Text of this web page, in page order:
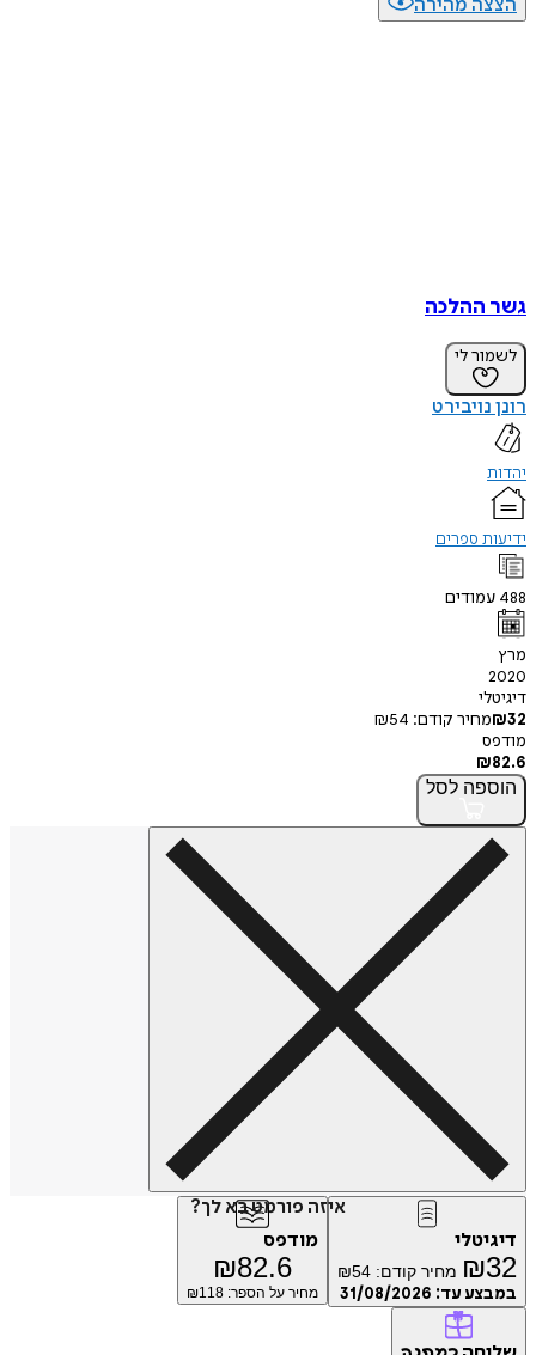
הצצה מהירה
גשר ההלכה
לשמור לי
רונן נויבירט
יהדות
ידיעות ספרים
488 עמודים
מרץ
2020
דיגיטלי
₪32 מחיר קודם: ₪54
מודפס
₪82.6
הוספה לסל
איזה פורמט בא לך?
דיגיטלי
₪32 מחיר קודם: ₪54
במבצע עד: 31/08/2026
מודפס
₪82.6
מחיר על הספר: ₪ 118